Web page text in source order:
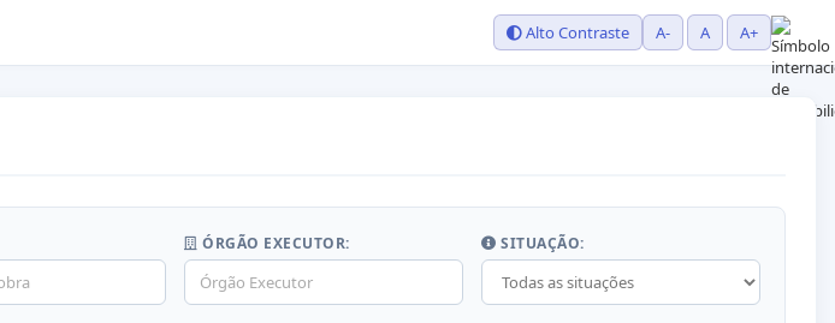
Alto Contraste A- A A+
ÓRGÃO EXECUTOR: SITUAÇÃO: